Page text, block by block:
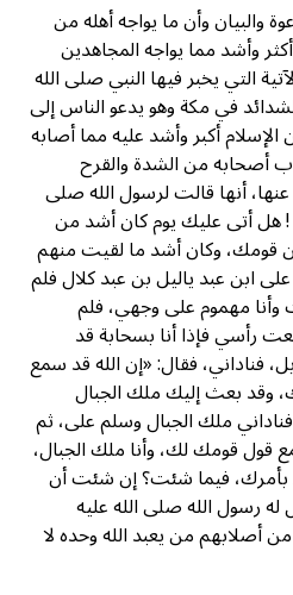
والبيان وأن ما يواجه أهله من
وأشد مما يواجه المجاهدين
التي يخبر فيها النبي صلى الله
في مكة وهو يدعو الناس إلى
أكبر وأشد عليه مما أصابه
أصحابه من الشدة والقرح
أنها قالت لرسول الله صلى
! هل أتی عليك يوم كان أشد من
قومك، وكان أشد ما لقيت منهم
ابن عبد یالیل بن عبد کلال فلم
وأنا مهموم على وجهي، فلم
رأسي فإذا أنا بسحابة قد
فناداني، فقال: «إن الله قد سمع
وقد بعث إليك ملك الجبال
ملك الجبال وسلم على، ثم
قول قومك لك، وأنا ملك الجبال،
بأمرك، فيما شئت؟ إن شئت أن
رسول الله صلى الله عليه
أصلابهم من يعبد الله وحده لا